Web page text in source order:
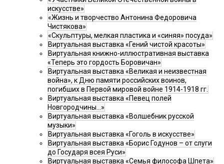
искусстве»
«Жизнь и творчество Антонина Федоровича
Чистякова»
«Скульптуры, мелкая пластика и «синяя» посуда»
Виртуальная выставка «Гений чистой красоты»
Виртуальная книжно-иллюстративная выставка
«Теперь это гордость Боровичан»
Виртуальная выставка «Великая и неизвестная
война», к Дню памяти российских воинов,
погибших в Первой мировой войне 1914-1918 гг.
Виртуальная выставка «Певец полей
Новгородчины…»
Виртуальная выставка «Волшебник русской
музыки»
Виртуальная выставка «Гоголь в искусстве»
Виртуальная выставка «Борис Годунов – от слуги
до Государя всея Руси»
Виртуальная выставка «Семья философа Шпета»